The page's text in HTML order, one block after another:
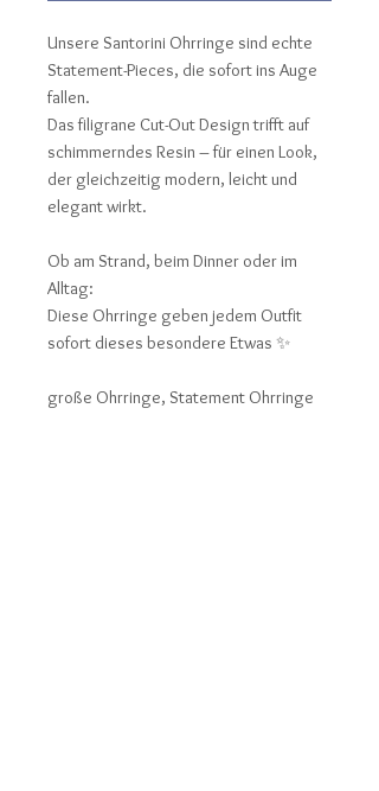
Unsere Santorini Ohrringe sind echte
Statement-Pieces, die sofort ins Auge
fallen.
Das filigrane Cut-Out Design trifft auf
schimmerndes Resin – für einen Look,
der gleichzeitig modern, leicht und
elegant wirkt.
Ob am Strand, beim Dinner oder im
Alltag:
Diese Ohrringe geben jedem Outfit
sofort dieses besondere Etwas ✨
große Ohrringe, Statement Ohrringe